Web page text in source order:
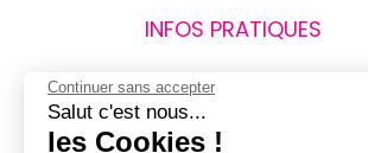
INFOS PRATIQUES
Retours et remboursements
Suivi de commande
Continuer sans accepter
Salut c'est nous...
les Cookies !